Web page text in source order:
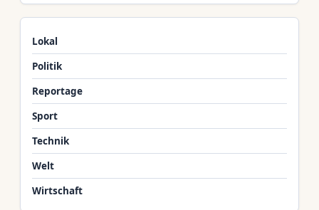
Lokal
Politik
Reportage
Sport
Technik
Welt
Wirtschaft